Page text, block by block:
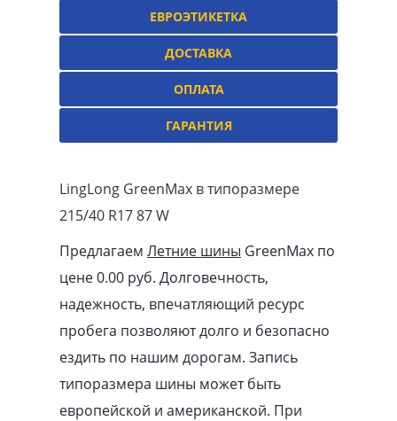
ЕВРОЭТИКЕТКА
ДОСТАВКА
ОПЛАТА
ГАРАНТИЯ
LingLong GreenMax в типоразмере
215/40 R17 87 W
Предлагаем Летние шины GreenMax по
цене 0.00 pуб. Долговечность,
надежность, впечатляющий ресурс
пробега позволяют долго и безопасно
ездить по нашим дорогам. Запись
типоразмера шины может быть
европейской и американской. При